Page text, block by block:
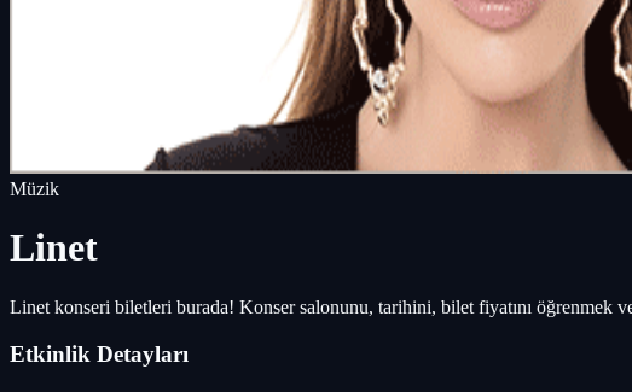
Müzik
Linet
Linet konseri biletleri burada! Konser salonunu, tarihini, bilet fiyatını öğrenmek
Etkinlik Detayları